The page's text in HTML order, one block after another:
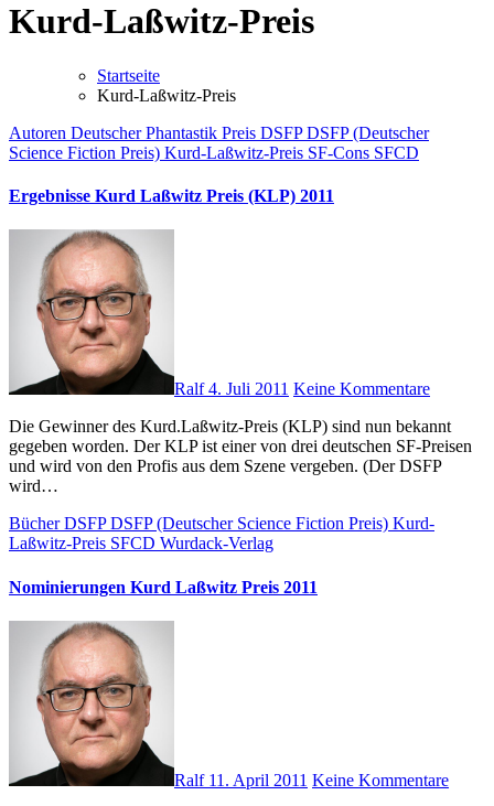
Kurd-Laßwitz-Preis
Startseite
Kurd-Laßwitz-Preis
Autoren Deutscher Phantastik Preis DSFPDSFP (Deutscher
Science Fiction Preis) Kurd-Laßwitz-Preis SF-Cons SFCD
Ergebnisse Kurd Laßwitz Preis (KLP) 2011
Ralf4. Juli 2011 Keine Kommentare
Die Gewinner des Kurd.Laßwitz-Preis (KLP) sind nun bekannt
gegeben worden. Der KLP ist einer von drei deutschen SF-Preisen
und wird von den Profis aus dem Szene vergeben. (Der DSFP
wird…
BücherDSFPDSFP (Deutscher Science Fiction Preis) Kurd-
Laßwitz-Preis SFCD Wurdack-Verlag
Nominierungen Kurd Laßwitz Preis 2011
Ralf 11. April 2011 Keine Kommentare